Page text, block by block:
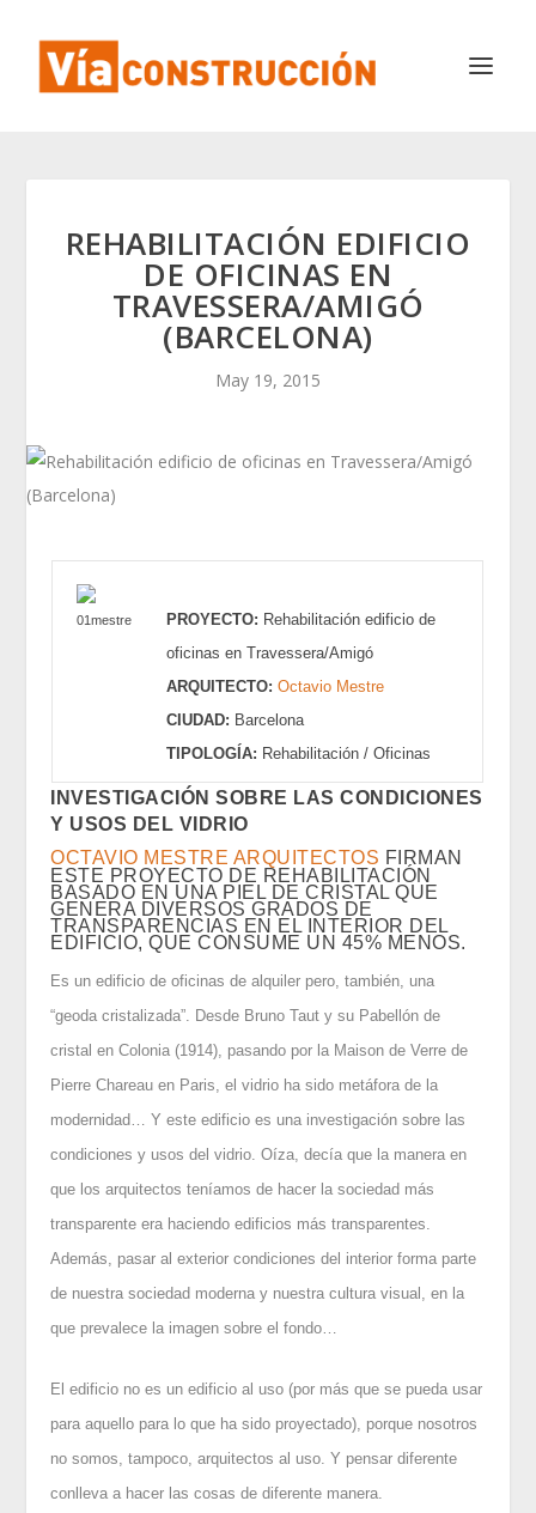
REHABILITACIÓN EDIFICIO
DE OFICINAS EN
TRAVESSERA/AMIGÓ
(BARCELONA)
May 19, 2015
PROYECTO: Rehabilitación edificio de
oficinas en Travessera/Amigó
ARQUITECTO: Octavio Mestre
CIUDAD: Barcelona
TIPOLOGÍA: Rehabilitación / Oficinas
INVESTIGACIÓN SOBRE LAS CONDICIONES
Y USOS DEL VIDRIO
OCTAVIO MESTRE ARQUITECTOS FIRMAN
ESTE PROYECTO DE REHABILITACIÓN
BASADO EN UNA PIEL DE CRISTAL QUE
GENERA DIVERSOS GRADOS DE
TRANSPARENCIAS EN EL INTERIOR DEL
EDIFICIO, QUE CONSUME UN 45% MENOS.
Es un edificio de oficinas de alquiler pero, también, una
“geoda cristalizada”. Desde Bruno Taut y su Pabellón de
cristal en Colonia (1914), pasando por la Maison de Verre de
Pierre Chareau en Paris, el vidrio ha sido metáfora de la
modernidad… Y este edificio es una investigación sobre las
condiciones y usos del vidrio. Oíza, decía que la manera en
que los arquitectos teníamos de hacer la sociedad más
transparente era haciendo edificios más transparentes.
Además, pasar al exterior condiciones del interior forma parte
de nuestra sociedad moderna y nuestra cultura visual, en la
que prevalece la imagen sobre el fondo…
El edificio no es un edificio al uso (por más que se pueda usar
para aquello para lo que ha sido proyectado), porque nosotros
no somos, tampoco, arquitectos al uso. Y pensar diferente
conlleva a hacer las cosas de diferente manera.